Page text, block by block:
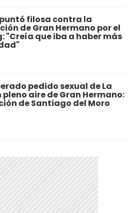
filosa contra la
de Gran Hermano por el
"Creía que iba a haber más
pedido sexual de La
pleno aire de Gran Hermano:
de Santiago del Moro